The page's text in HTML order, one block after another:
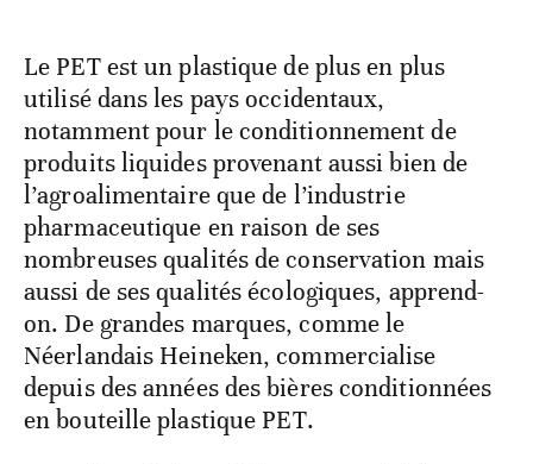
Le PET est un plastique de plus en plus
utilisé dans les pays occidentaux,
notamment pour le conditionnement de
produits liquides provenant aussi bien de
l’agroalimentaire que de l’industrie
pharmaceutique en raison de ses
nombreuses qualités de conservation mais
aussi de ses qualités écologiques, apprend-
on. De grandes marques, comme le
Néerlandais Heineken, commercialise
depuis des années des bières conditionnées
en bouteille plastique PET.